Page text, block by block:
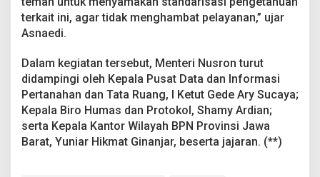
terkait ini, agar tidak menghambat pelayanan,” ujar
Asnaedi.
Dalam kegiatan tersebut, Menteri Nusron turut
didampingi oleh Kepala Pusat Data dan Informasi
Pertanahan dan Tata Ruang, I Ketut Gede Ary Sucaya;
Kepala Biro Humas dan Protokol, Shamy Ardian;
serta Kepala Kantor Wilayah BPN Provinsi Jawa
Barat, Yuniar Hikmat Ginanjar, beserta jajaran. (**)